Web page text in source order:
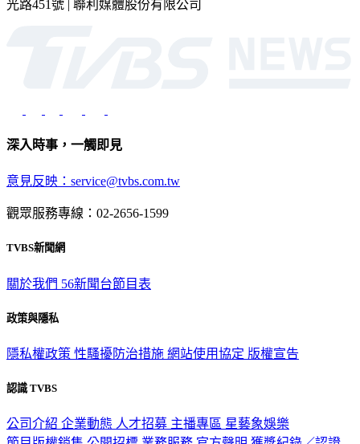
光路451號 | 聯利媒體股份有限公司
深入時事，一觸即見
意見反映：service@tvbs.com.tw
觀眾服務專線：02-2656-1599
TVBS新聞網
關於我們 56新聞台節目表
政策與隱私
隱私權政策 性騷擾防治措施 網站使用協定 版權宣告
認識 TVBS
公司介紹 企業動態 人才招募 主播專區 星藝象娛樂